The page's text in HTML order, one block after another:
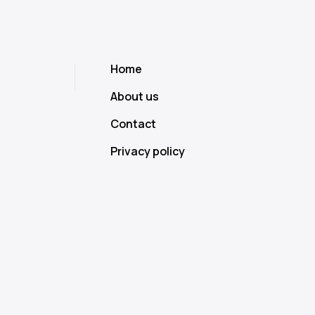
Home
About us
Contact
Privacy policy